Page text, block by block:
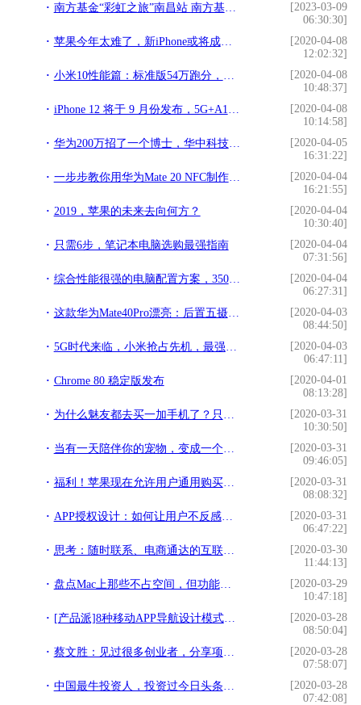
南方基金“彩虹之旅”南昌站 南方基金钟贇、兴业证券张忆东分享最新市场观点
[2023-03-09
06:30:30]
苹果今年太难了，新iPhone或将成为PPT
[2020-04-08
12:02:32]
小米10性能篇：标准版54万跑分，UFS3.0极速体验
[2020-04-08
10:48:37]
iPhone 12 将于 9 月份发布，5G+A14+iOS 14
[2020-04-08
10:14:58]
华为200万招了一个博士，华中科技大学左鹏飞
[2020-04-05
16:31:22]
一步步教你用华为Mate 20 NFC制作 IC卡门卡，优雅开启大门
[2020-04-04
16:21:55]
2019，苹果的未来去向何方？
[2020-04-04
10:30:40]
只需6步，笔记本电脑选购最强指南
[2020-04-04
07:31:56]
综合性能很强的电脑配置方案，3500元预算装机，颜值还很高！
[2020-04-04
06:27:31]
这款华为Mate40Pro漂亮：后置五摄，十字花洒加光环，屏幕更惊艳
[2020-04-03
08:44:50]
5G时代来临，小米抢占先机，最强性能小米10或成行业标杆
[2020-04-03
06:47:11]
Chrome 80 稳定版发布
[2020-04-01
08:13:28]
为什么魅友都去买一加手机了？只因Flyme让人寒了心
[2020-03-31
10:30:50]
当有一天陪伴你的宠物，变成一个网球，也很好玩
[2020-03-31
09:46:05]
福利！苹果现在允许用户通用购买Mac和iOS应用
[2020-03-31
08:08:32]
APP授权设计：如何让用户不反感并同意授权
[2020-03-31
06:47:22]
思考：随时联系、电商通达的互联网时代，未来我们将如何过春节？
[2020-03-30
11:44:13]
盘点Mac上那些不占空间，但功能逆天的小众软件APP
[2020-03-29
10:47:18]
[产品派]8种移动APP导航设计模式大对比
[2020-03-28
08:50:04]
蔡文胜：见过很多创业者，分享项目方融资的几大误区
[2020-03-28
07:58:07]
中国最牛投资人，投资过今日头条、拼多多等，市值超过2.6万亿
[2020-03-28
07:42:08]